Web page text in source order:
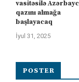
“Müharibəyə görə
təhlükəsizlik
vasitəsilə
qazını almağa
başlayacaq
İyul 31, 2025
POSTER